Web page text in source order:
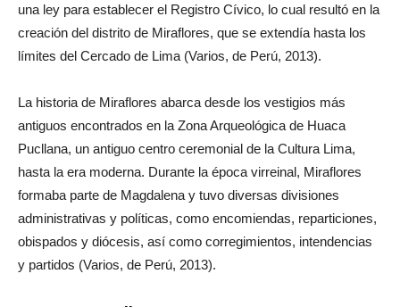
una ley para establecer el Registro Cívico, lo cual resultó en la
creación del distrito de Miraflores, que se extendía hasta los
límites del Cercado de Lima (Varios, de Perú, 2013).
La historia de Miraflores abarca desde los vestigios más
antiguos encontrados en la Zona Arqueológica de Huaca
Pucllana, un antiguo centro ceremonial de la Cultura Lima,
hasta la era moderna. Durante la época virreinal, Miraflores
formaba parte de Magdalena y tuvo diversas divisiones
administrativas y políticas, como encomiendas, reparticiones,
obispados y diócesis, así como corregimientos, intendencias
y partidos (Varios, de Perú, 2013).